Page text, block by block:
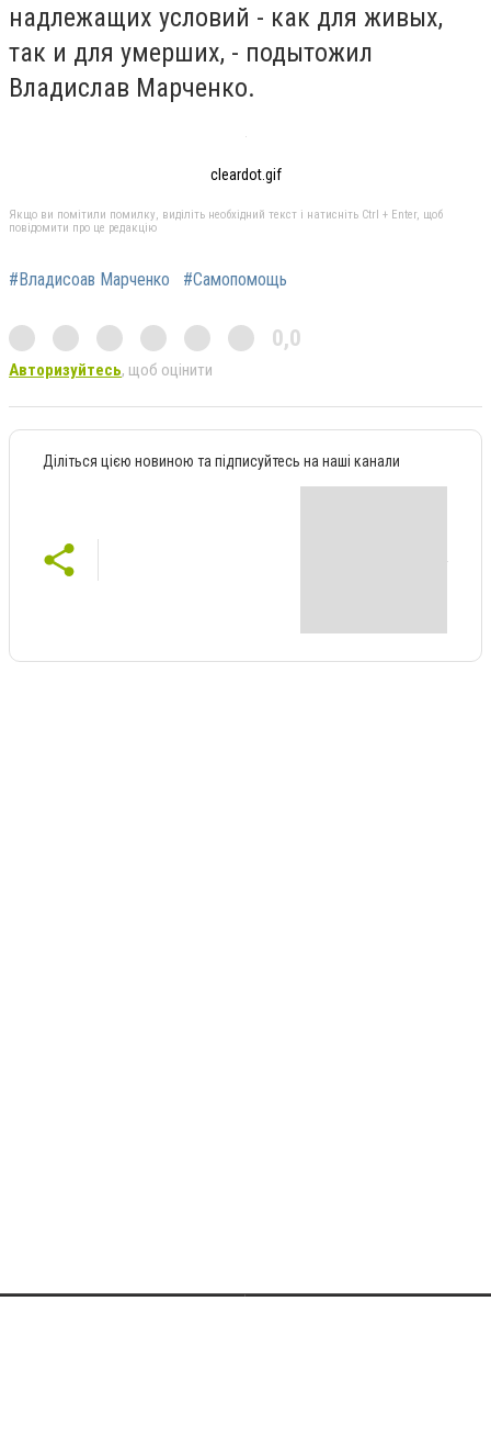
надлежащих условий - как для живых,
так и для умерших, - подытожил
Владислав Марченко.
cleardot.gif
Якщо ви помітили помилку, виділіть необхідний текст і натисніть Ctrl + Enter, щоб
повідомити про це редакцію
#Владисоав Марченко #Самопомощь
0,0
Авторизуйтесь, щоб оцінити
Діліться цією новиною та підписуйтесь на наші канали